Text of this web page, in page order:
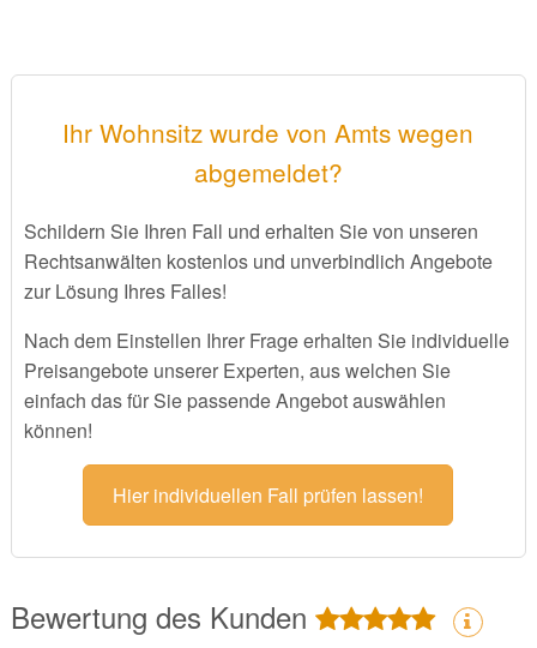
Ihr Wohnsitz wurde von Amts wegen
abgemeldet?
Schildern Sie Ihren Fall und erhalten Sie von unseren
Rechtsanwälten kostenlos und unverbindlich Angebote
zur Lösung Ihres Falles!
Nach dem Einstellen Ihrer Frage erhalten Sie individuelle
Preisangebote unserer Experten, aus welchen Sie
einfach das für Sie passende Angebot auswählen
können!
Hier individuellen Fall prüfen lassen!
Bewertung des Kunden